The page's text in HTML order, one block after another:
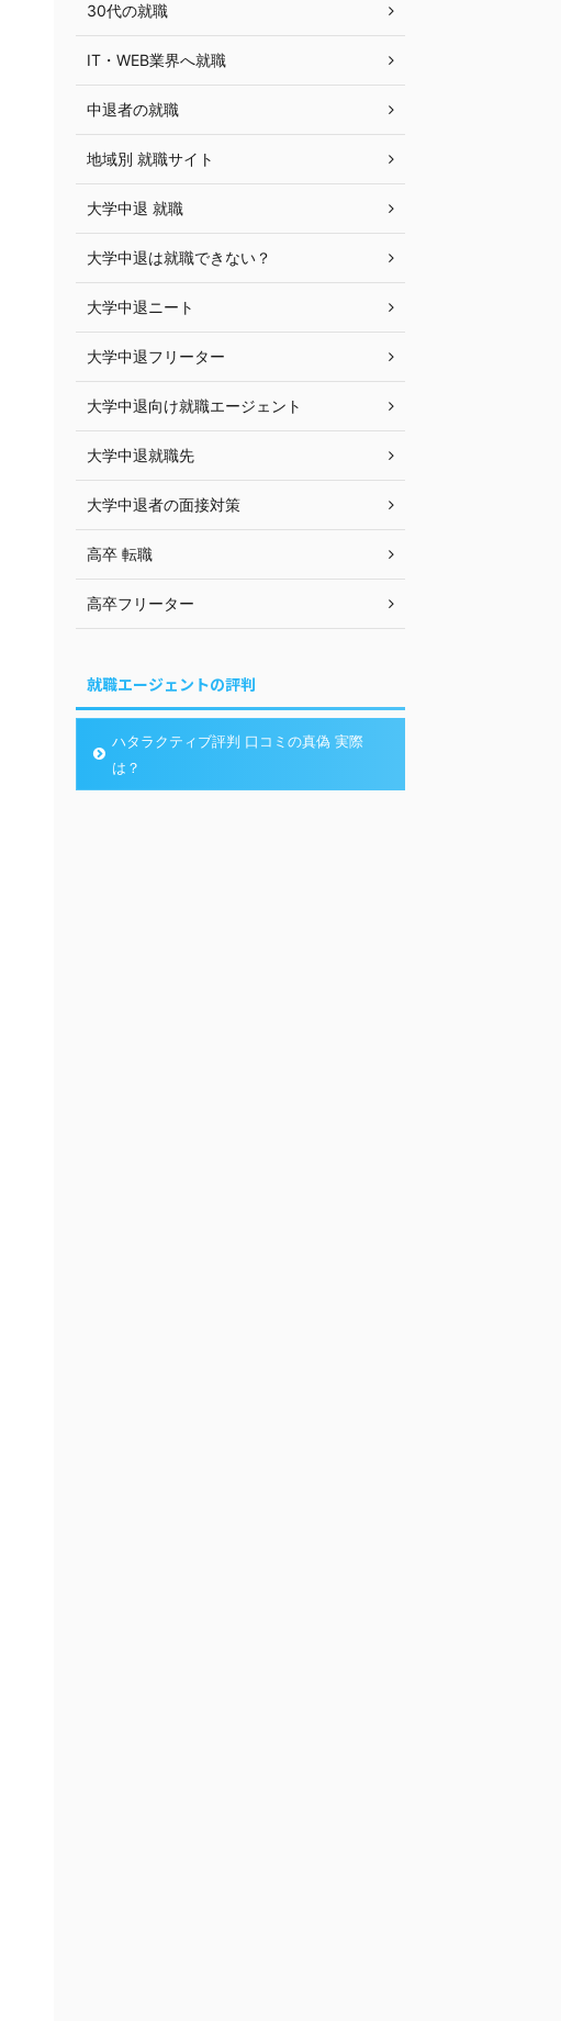
30代の就職
IT・WEB業界へ就職
中退者の就職
地域別 就職サイト
大学中退 就職
大学中退は就職できない？
大学中退ニート
大学中退フリーター
大学中退向け就職エージェント
大学中退就職先
大学中退者の面接対策
高卒 転職
高卒フリーター
就職エージェントの評判
ハタラクティブ評判 口コミの真偽 実際
は？